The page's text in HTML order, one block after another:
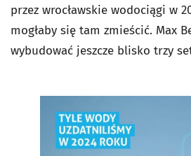
przez wrocławskie wodociągi w
mogłaby się tam zmieścić. Max
wybudować jeszcze blisko trzy